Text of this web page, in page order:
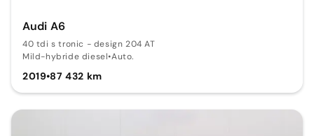
Audi A6
40 tdi s tronic - design 204 AT
Mild-hybride diesel•Auto.
2019•87 432 km